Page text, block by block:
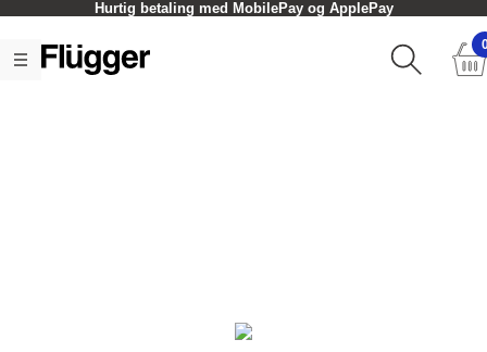
Hurtig betaling med MobilePay og ApplePay